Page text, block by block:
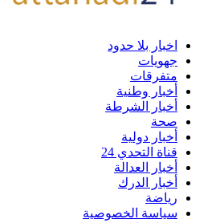
اخبار بلا حدود
جهويات
متفرقات
أخبار وطنية
أخبار الشرطة
صحة
أخبار دولية
قناة التحدي 24
أخبار العدالة
أخبار الدرك
رياضة
سياسة الخصوصية